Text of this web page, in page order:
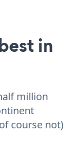
in
million
course not)